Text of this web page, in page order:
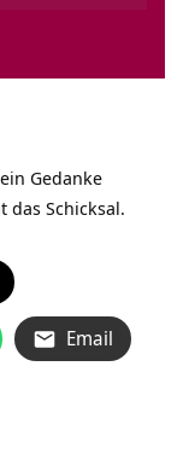
Gedanke
das Schicksal.
Email